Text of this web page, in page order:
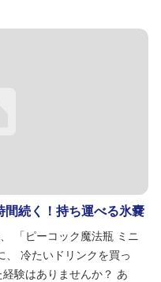
続く！持ち運べる氷嚢
「ピーコック魔法瓶 ミニ
、 冷たいドリンクを買っ
験はありませんか？ あ